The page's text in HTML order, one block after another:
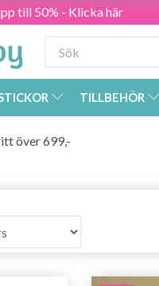
till 50% - Klicka här
TILLBEHÖR
över 699,-